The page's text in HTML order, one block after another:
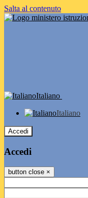
Salta al contenuto
Italiano
Italiano
Accedi
Accedi
button close ×